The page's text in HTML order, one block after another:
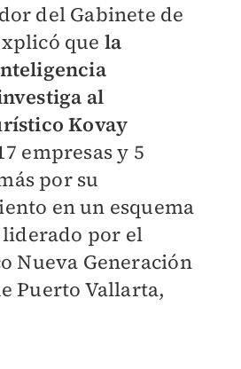
del Gabinete de
que la
al
Kovay
empresas y 5
por su
en un esquema
liderado por el
Nueva Generación
Puerto Vallarta,